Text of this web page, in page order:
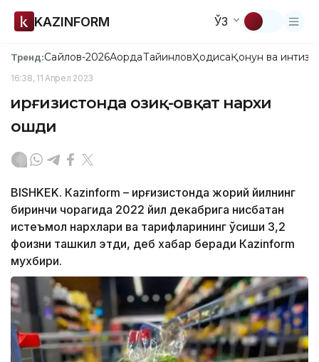
KAZINFORM ЎЗ
Тренд:Сайлов-2026АқордаТайинловҲодисаҚонун ва
16:38, 11 Апрел 2023
Қирғизистонда озиқ-овқат нархи
ошди
BISHKEK. Кazinform – Қирғизистонда жорий йилнинг
биринчи чорагида 2022 йил декабрига нисбатан
истеъмол нархлари ва тарифларининг ўсиши 3,2
фоизни ташкил этди, деб хабар беради Кazinform
мухбири.